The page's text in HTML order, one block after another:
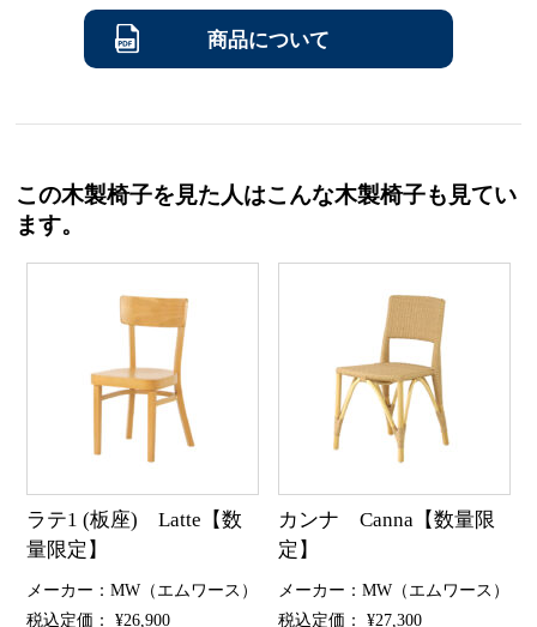
商品について
この木製椅子を見た人はこんな木製椅子も見てい
ます。
ラテ1 (板座) Latte【数
量限定】
メーカー：MW（エムワース）
税込定価： ¥26,900
カンナ Canna【数量限
定】
メーカー：MW（エムワース）
税込定価： ¥27,300